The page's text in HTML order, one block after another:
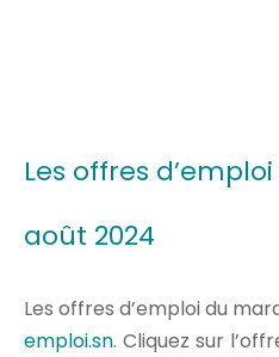
Les offres
août 2024
Les offres d’emploi du
emploi.sn. Cliquez sur